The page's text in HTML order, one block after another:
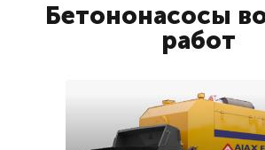
Бетононасосы
работ